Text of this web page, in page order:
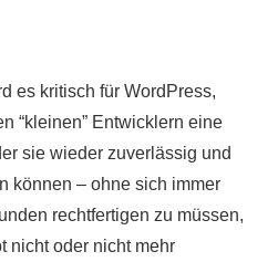
es kritisch für WordPress,
“kleinen” Entwicklern eine
sie wieder zuverlässig und
können – ohne sich immer
rechtfertigen zu müssen,
nicht oder nicht mehr